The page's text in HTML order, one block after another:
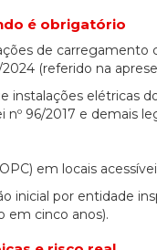
é obrigatório
de carregamento
(referido na
instalações elétricas
96/2017 e demais
em locais
inicial por entidade
em cinco anos).